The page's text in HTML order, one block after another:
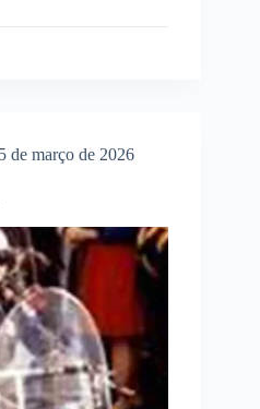
de março de 2026